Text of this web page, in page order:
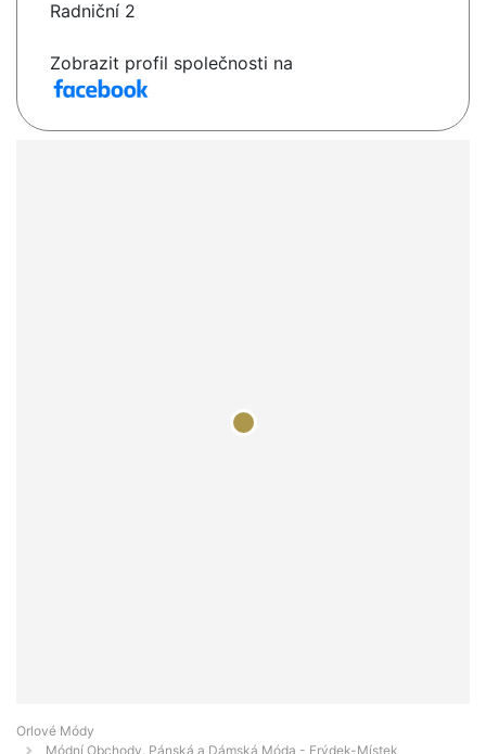
Radniční 2
Zobrazit profil společnosti na
Orlové Módy
Módní Obchody, Pánská a Dámská Móda - Frýdek-Místek